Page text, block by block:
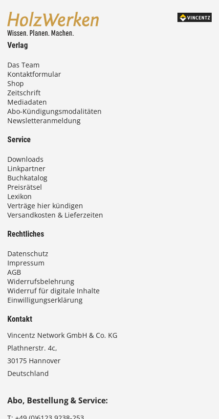
Verlag
Das Team
Kontaktformular
Shop
Zeitschrift
Mediadaten
Abo-Kündigungsmodalitäten
Newsletteranmeldung
Service
Downloads
Linkpartner
Buchkatalog
Preisrätsel
Lexikon
Verträge hier kündigen
Versandkosten & Lieferzeiten
Rechtliches
Datenschutz
Impressum
AGB
Widerrufsbelehrung
Widerruf für digitale Inhalte
Einwilligungserklärung
Kontakt
Vincentz Network GmbH & Co. KG
Plathnerstr. 4c,
30175 Hannover
Deutschland
Abo, Bestellung & Service: